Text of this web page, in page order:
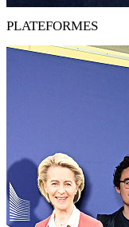
PLATEFORMES